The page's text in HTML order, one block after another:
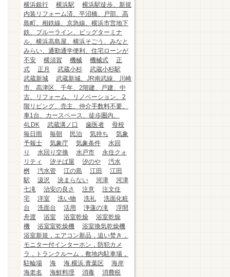
横浜銀行
横浜駅
横浜駅徒歩、新規
内装リフォーム済、平沼橋、戸部、高
島町、相鉄線、京急線、横浜市営地下
鉄、ブルーライン、ビッグターミナ
ル、横浜高島屋、横浜そごう、みなと
みらい、通勤通学便利、住宅ローンが
不安
横須賀 機械 機械式
正
式
正月 武蔵小杉
武蔵小杉駅
武蔵新城
武蔵新城、JR南武線、川崎
市、高津区、千年、2階建、戸建、中
古、リフォーム、リノベーション、2
階リビング、売主、仲介手数料不要、
車1台、カースペース、徒歩圏内、
4LDK
武蔵溝ノ口 歯医者
母校
毎日雨
毎朝 民泊 気持ち
気象
予報士
気象庁 気象条件
水回
り
水回り交換 水戸市
永住クォ
リティ
汐そば屋 汐のや
汚水
桝
汚水管 江の島 江田
江田
駅
汲沢 決まらない 河津
河津
七滝
治安の良さ 注意
注文住
宅
洋室 洗い物 洗礼
洗面化粧
台
洗面台 活用 浄蓮の滝
浮間
舟渡
浴室 浴室乾燥
浴室乾燥
機
浴室室乾燥機
浴室換気乾燥機
浴室新規，エアコン新品，追い焚き，
モニター付インターホン，防犯カメ
ラ，トランクルーム，敷地内駐車場，
駐輪場
海 海.横浜.青葉区
海岸
海老名
海鮮料理 消毒
消費税